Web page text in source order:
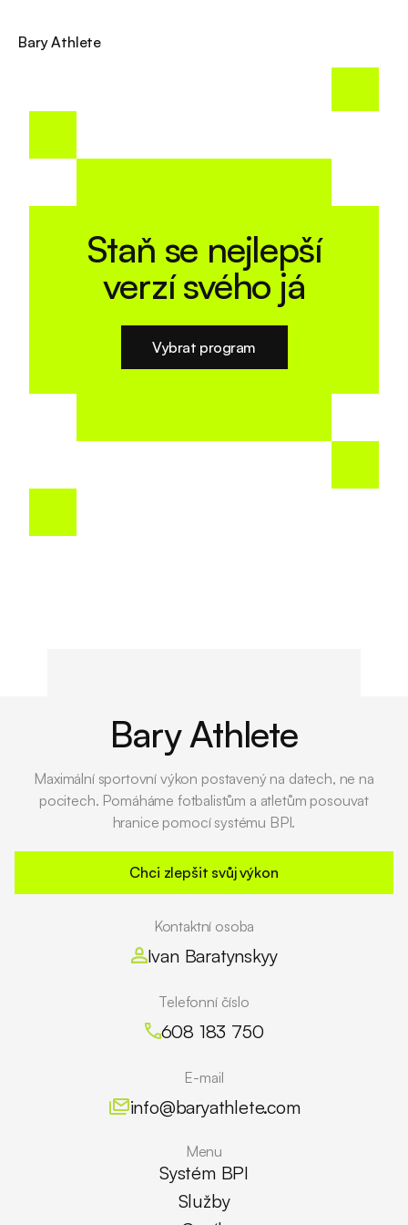
Bary Athlete
Staň se nejlepší
verzí svého já
Vybrat program
Bary Athlete
Maximální sportovní výkon postavený na datech, ne na
pocitech. Pomáháme fotbalistům a atletům posouvat
hranice pomocí systému BPI.
Chci zlepšit svůj výkon
Kontaktní osoba
Ivan Baratynskyy
Telefonní číslo
608 183 750
E-mail
info@baryathlete.com
Menu
Systém BPI
Služby